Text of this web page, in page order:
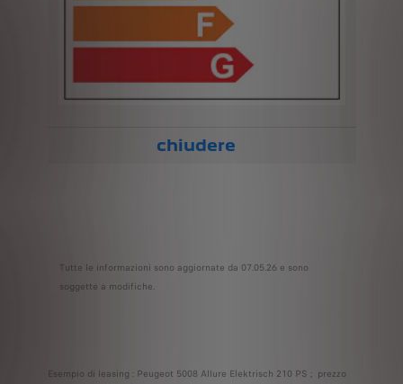
chiudere
Tutte le informazioni sono aggiornate da 07.05.26 e sono
soggette a modifiche.
Esempio di leasing : Peugeot 5008 Allure Elektrisch 210 PS ; prezzo